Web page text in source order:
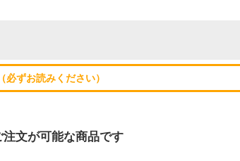
ずお読みください）
文が可能な商品です